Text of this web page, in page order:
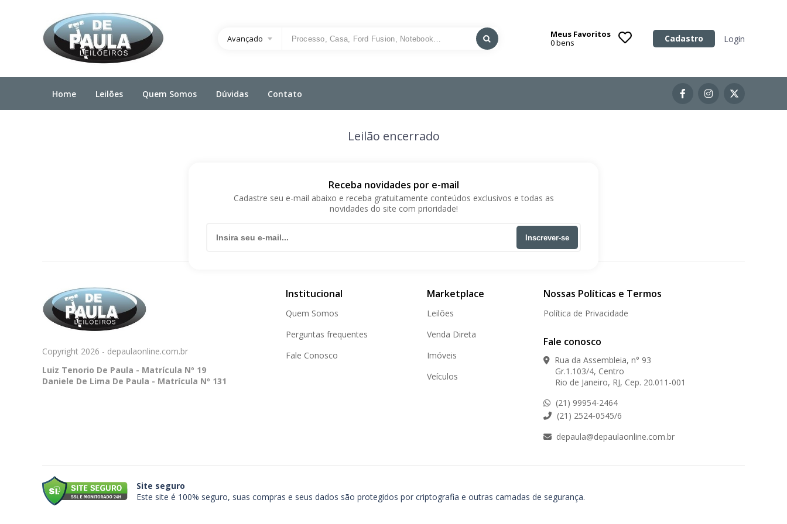
Avançado
Meus Favoritos
0bens Cadastro Login
Home Leilões Quem Somos Dúvidas Contato
Categoria
Leilão encerrado
Receba novidades por e-mail
Cadastre seu e-mail abaixo e receba gratuitamente conteúdos exclusivos e todas as
novidades do site com prioridade!
Inscrever-se
Copyright 2026 - depaulaonline.com.br
Luiz Tenorio De Paula - Matrícula Nº 19
Daniele De Lima De Paula - Matrícula Nº 131
Institucional
Quem Somos
Perguntas frequentes
Fale Conosco
Marketplace
Leilões
Venda Direta
Imóveis
Veículos
Nossas Políticas e Termos
Política de Privacidade
Fale conosco
Rua da Assembleia, n° 93
Gr.1.103/4, Centro
Rio de Janeiro, RJ, Cep. 20.011-001
(21) 99954-2464
(21) 2524-0545/6
depaula@depaulaonline.com.br
Site seguro
Este site é 100% seguro, suas compras e seus dados são protegidos por criptografia e outras camadas de segurança.